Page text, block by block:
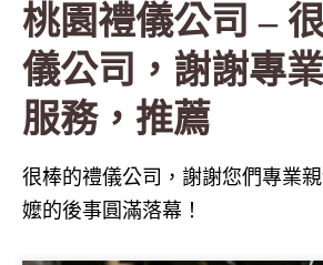
桃園禮儀公司 –
儀公司，謝謝專
服務，推薦
很棒的禮儀公司，謝謝您們專業
嬤的後事圓滿落幕！